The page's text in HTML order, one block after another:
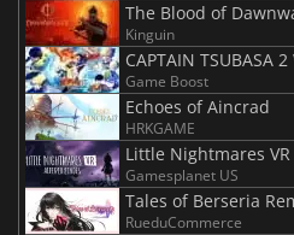
The Blood of
Kinguin
CAPTAIN TSUBASA 2
Game Boost
Echoes of Aincrad
HRKGAME
Little Nightmares
Gamesplanet US
Tales of Berseria
RueduCommerce